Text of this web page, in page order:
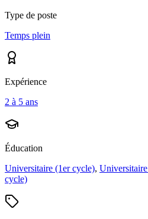
Type de poste
Temps plein
Expérience
2 à 5 ans
Éducation
Universitaire (1er cycle),
cycle)